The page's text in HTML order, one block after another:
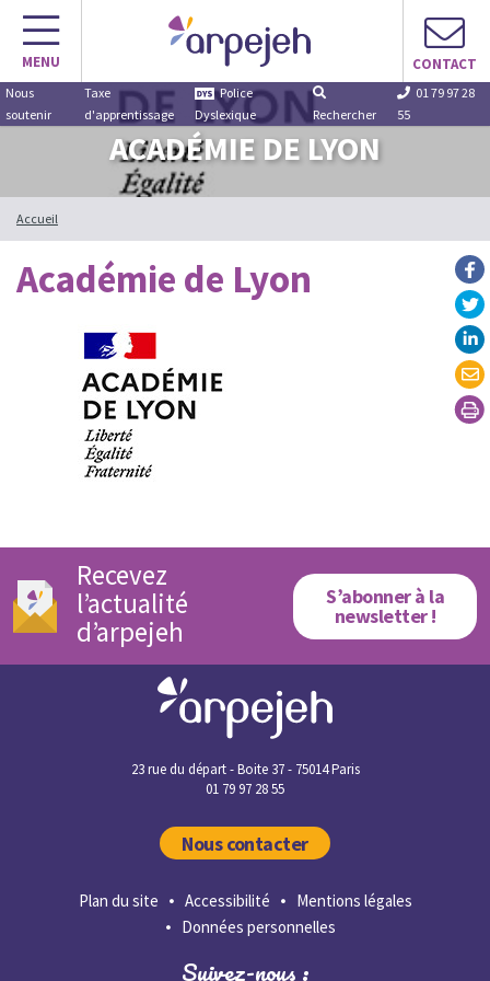
Aller
contenu
MENU CONTACT
Nous
soutenir
Taxe
d'apprentissage
Police
Dyslexique
Rechercher
01 79 97 28
55
ACADÉMIE DE LYON
Accueil
Académie de Lyon
Recevez
l’actualité
d’arpejeh
S’abonner à la
newsletter !
23 rue du départ - Boite 37 - 75014 Paris
01 79 97 28 55
Nous contacter
Plan du site Accessibilité
Mentions légales
Données personnelles
Suivez-nous :